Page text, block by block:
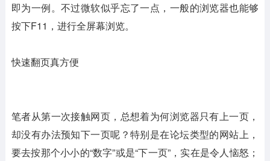
即为一例。不过微软似乎忘了一点，一般的浏览器也能够
按下F11，进行全屏幕浏览。
快速翻页真方便
笔者从第一次接触网页，总想着为何浏览器只有上一页，
却没有办法预知下一页呢？特别是在论坛类型的网站上，
要去按那个小小的“数字”或是“下一页”，实在是令人恼怒；